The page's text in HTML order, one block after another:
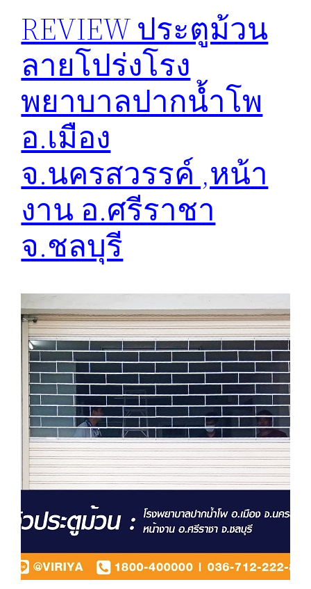
REVIEW ประตูม้วน
ลายโปร่งโรง
พยาบาลปากน้ำโพ
อ.เมือง​
จ.นครสวรรค์ ,หน้า
งาน อ.ศรีราชา​
จ.ชลบุรี​